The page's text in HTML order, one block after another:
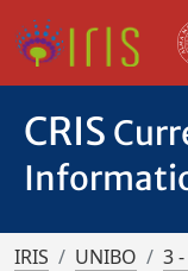
CRIS
IRIS UNIBO
3